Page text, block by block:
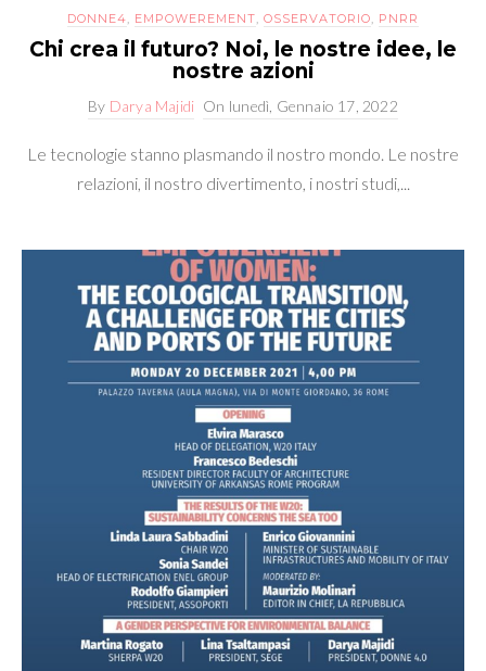
DONNE4, EMPOWEREMENT, OSSERVATORIO, PNRR
Chi crea il futuro? Noi, le nostre idee, le
nostre azioni
By Darya Majidi On lunedì, Gennaio 17, 2022
Le tecnologie stanno plasmando il nostro mondo. Le nostre
relazioni, il nostro divertimento, i nostri studi,...